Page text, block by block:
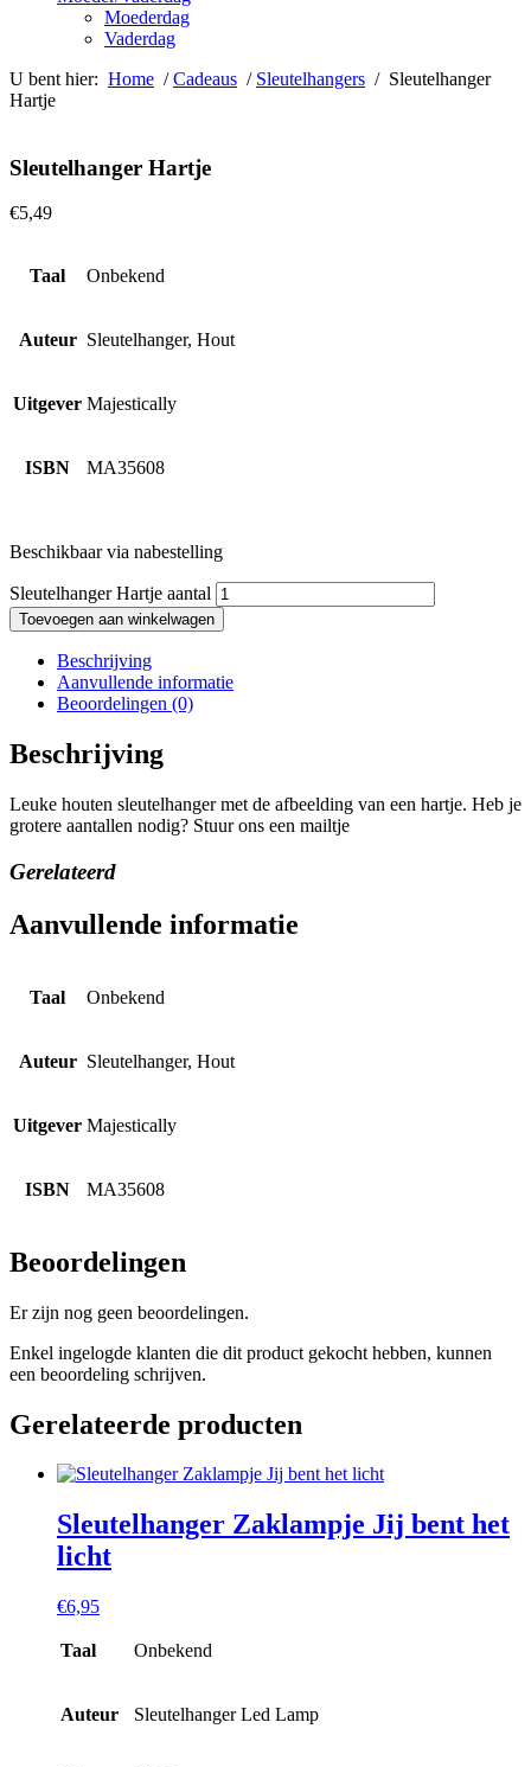
Moederdag
Vaderdag
U bent hier: Home /Cadeaus / Sleutelhangers / Sleutelhanger
Hartje
Sleutelhanger Hartje
€5,49
Taal Onbekend
Auteur Sleutelhanger, Hout
Uitgever Majestically
ISBN MA35608
Beschikbaar via nabestelling
Sleutelhanger Hartje aantal
Toevoegen aan winkelwagen
Beschrijving
Aanvullende informatie
Beoordelingen (0)
Beschrijving
Leuke houten sleutelhanger met de afbeelding van een hartje. Heb je
grotere aantallen nodig? Stuur ons een mailtje
Gerelateerd
Aanvullende informatie
Taal Onbekend
Auteur Sleutelhanger, Hout
Uitgever Majestically
ISBN MA35608
Beoordelingen
Er zijn nog geen beoordelingen.
Enkel ingelogde klanten die dit product gekocht hebben, kunnen
een beoordeling schrijven.
Gerelateerde producten
Sleutelhanger Zaklampje Jij bent het
licht
€6,95
Taal Onbekend
Auteur Sleutelhanger Led Lamp